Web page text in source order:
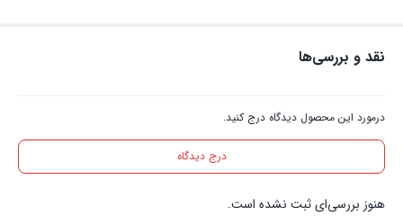
نقد و بررسی‌ها
درمورد این محصول دیدگاه درج کنید.
درج دیدگاه
هنوز بررسی‌ای ثبت نشده است.